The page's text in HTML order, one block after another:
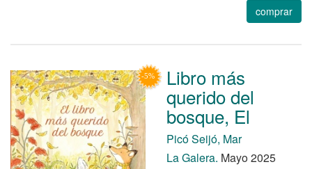
comprar
Libro más
querido del
bosque, El
Picó Seijó, Mar
La Galera. Mayo 2025